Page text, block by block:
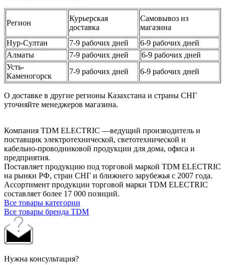
Регион
Курьерская
доставка
Самовывоз из
магазина
Нур-Султан
7-9 рабочих дней
6-9 рабочих дней
Алматы
7-9 рабочих дней
6-9 рабочих дней
Усть-
Каменогорск
7-9 рабочих дней 6-9 рабочих дней
О доставке в другие регионы Казахстана и страны СНГ
уточняйте менеджеров магазина.
Компания TDM ELECTRIC —ведущий производитель и
поставщик электротехнической, светотехнической и
кабельно-проводниковой продукции для дома, офиса и
предприятия.
Поставляет продукцию под торговой маркой TDM ELECTRIC
на рынки РФ, стран СНГ и ближнего зарубежья с 2007 года.
Ассортимент продукции торговой марки TDM ЕLECTRIC
составляет более 17 000 позиций.
Все товары категории
Все товары бренда TDM
Нужна консультация?